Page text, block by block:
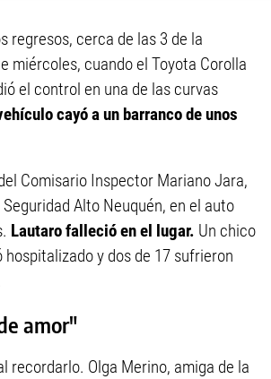
regresos, cerca de las 3 de la
miércoles, cuando el Toyota Corolla
el control en una de las curvas
cayó a un barranco de unos
Comisario Inspector Mariano Jara,
Alto Neuquén, en el auto
Lautaro falleció en el lugar. Un chico
hospitalizado y dos de 17 sufrieron
amor"
recordarlo. Olga Merino, amiga de la